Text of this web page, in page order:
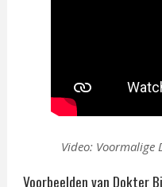
Video: Voormalige
Voorbeelden van Dokter